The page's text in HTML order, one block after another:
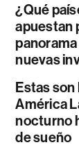
¿Qué
apuestan
nuevas
Estas son
América
nocturno
de sueño